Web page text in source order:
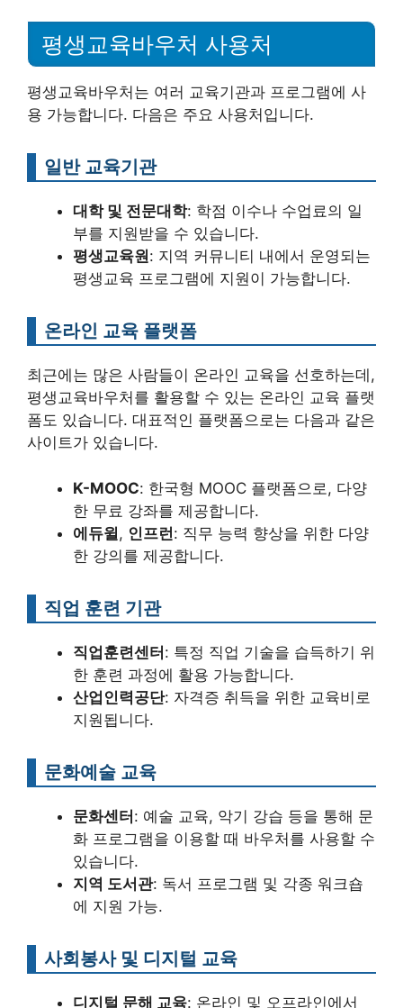
평생교육바우처 사용처
평생교육바우처는 여러 교육기관과 프로그램에 사
용 가능합니다. 다음은 주요 사용처입니다.
일반 교육기관
대학 및 전문대학: 학점 이수나 수업료의 일
부를 지원받을 수 있습니다.
평생교육원: 지역 커뮤니티 내에서 운영되는
평생교육 프로그램에 지원이 가능합니다.
온라인 교육 플랫폼
최근에는 많은 사람들이 온라인 교육을 선호하는데,
평생교육바우처를 활용할 수 있는 온라인 교육 플랫
폼도 있습니다. 대표적인 플랫폼으로는 다음과 같은
사이트가 있습니다.
K-MOOC: 한국형 MOOC 플랫폼으로, 다양
한 무료 강좌를 제공합니다.
에듀윌, 인프런: 직무 능력 향상을 위한 다양
한 강의를 제공합니다.
직업 훈련 기관
직업훈련센터: 특정 직업 기술을 습득하기 위
한 훈련 과정에 활용 가능합니다.
산업인력공단: 자격증 취득을 위한 교육비로
지원됩니다.
문화예술 교육
문화센터: 예술 교육, 악기 강습 등을 통해 문
화 프로그램을 이용할 때 바우처를 사용할 수
있습니다.
지역 도서관: 독서 프로그램 및 각종 워크숍
에 지원 가능.
사회봉사 및 디지털 교육
디지털 문해 교육: 온라인 및 오프라인에서